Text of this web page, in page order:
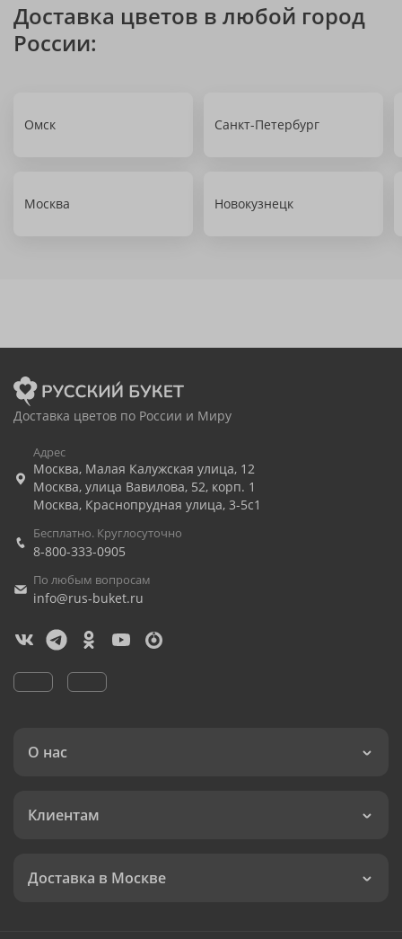
Доставка цветов в любой город
России:
Омск Санкт-Петербург
Москва Новокузнецк
Доставка цветов по России и Миру
Адрес
Москва, Малая Калужская улица, 12
Москва, улица Вавилова, 52, корп. 1
Москва, Краснопрудная улица, 3-5с1
Бесплатно. Круглосуточно
8-800-333-0905
По любым вопросам
info@rus-buket.ru
О нас
Клиентам
Доставка в Москве